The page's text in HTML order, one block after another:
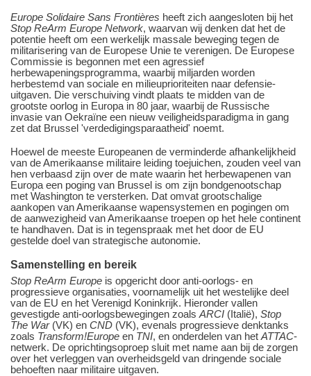
Europe Solidaire Sans Frontières heeft zich aangesloten bij het
Stop ReArm Europe Network, waarvan wij denken dat het de
potentie heeft om een werkelijk massale beweging tegen de
militarisering van de Europese Unie te verenigen. De Europese
Commissie is begonnen met een agressief
herbewapeningsprogramma, waarbij miljarden worden
herbestemd van sociale en milieuprioriteiten naar defensie-
uitgaven. Die verschuiving vindt plaats te midden van de
grootste oorlog in Europa in 80 jaar, waarbij de Russische
invasie van Oekraïne een nieuw veiligheidsparadigma in gang
zet dat Brussel 'verdedigingsparaatheid' noemt.
Hoewel de meeste Europeanen de verminderde afhankelijkheid
van de Amerikaanse militaire leiding toejuichen, zouden veel van
hen verbaasd zijn over de mate waarin het herbewapenen van
Europa een poging van Brussel is om zijn bondgenootschap
met Washington te versterken. Dat omvat grootschalige
aankopen van Amerikaanse wapensystemen en pogingen om
de aanwezigheid van Amerikaanse troepen op het hele continent
te handhaven. Dat is in tegenspraak met het door de EU
gestelde doel van strategische autonomie.
Samenstelling en bereik
Stop ReArm Europe is opgericht door anti-oorlogs- en
progressieve organisaties, voornamelijk uit het westelijke deel
van de EU en het Verenigd Koninkrijk. Hieronder vallen
gevestigde anti-oorlogsbewegingen zoals ARCI (Italië), Stop
The War(VK) en CND (VK), evenals progressieve denktanks
zoals Transform!Europe en TNI, en onderdelen van het ATTAC-
netwerk. De oprichtingsoproep sluit met name aan bij de zorgen
over het verleggen van overheidsgeld van dringende sociale
behoeften naar militaire uitgaven.